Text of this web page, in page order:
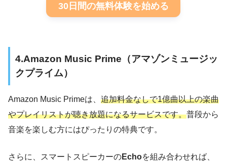
30日間の無料体験を始める
4.Amazon Music Prime（アマゾンミュージッ
クプライム）
Amazon Music Primeは、 追加料金なしで1億曲以上の楽曲
やプレイリストが聴き放題になるサービスです。普段から
音楽を楽しむ方にはぴったりの特典です。
さらに、スマートスピーカーのEchoを組み合わせれば、